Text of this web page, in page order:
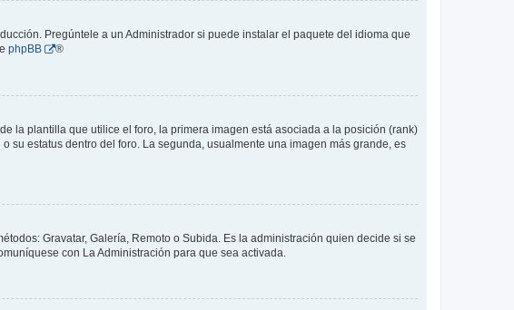
Pregúntele a un Administrador si puede instalar el paquete del idioma que
phpBB ®
la plantilla que utilice el foro, la primera imagen está asociada a la posición (rank)
estatus dentro del foro. La segunda, usualmente una imagen más grande, es
Gravatar, Galería, Remoto o Subida. Es la administración quien decide si se
con La Administración para que sea activada.